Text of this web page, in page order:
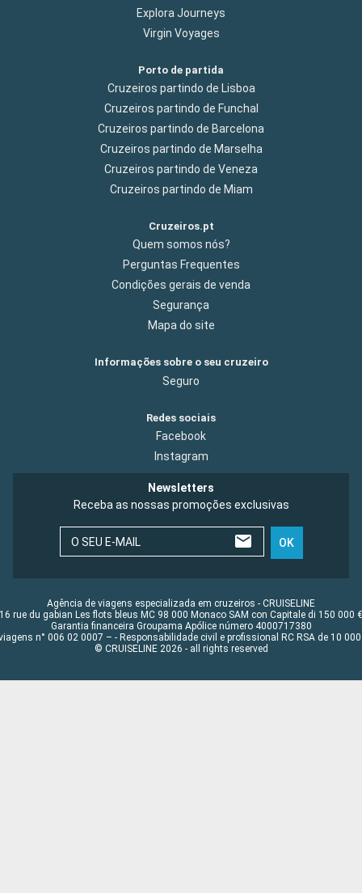
Explora Journeys
Virgin Voyages
Porto de partida
Cruzeiros partindo de Lisboa
Cruzeiros partindo de Funchal
Cruzeiros partindo de Barcelona
Cruzeiros partindo de Marselha
Cruzeiros partindo de Veneza
Cruzeiros partindo de Miam
Cruzeiros.pt
Quem somos nós?
Perguntas Frequentes
Condições gerais de venda
Segurança
Mapa do site
Informações sobre o seu cruzeiro
Seguro
Redes sociais
Facebook
Instagram
Newsletters
Receba as nossas promoções exclusivas
O SEU E-MAIL OK
Agência de viagens especializada em cruzeiros - CRUISELINE
16 rue du gabian Les flots bleus MC 98 000 Monaco SAM con Capitale di 150 000 €
Garantia financeira Groupama Apólice número 4000717380
n° 006 02 0007 – - Responsabilidade civil e profissional RC RSA de 10 000
© CRUISELINE 2026 - all rights reserved